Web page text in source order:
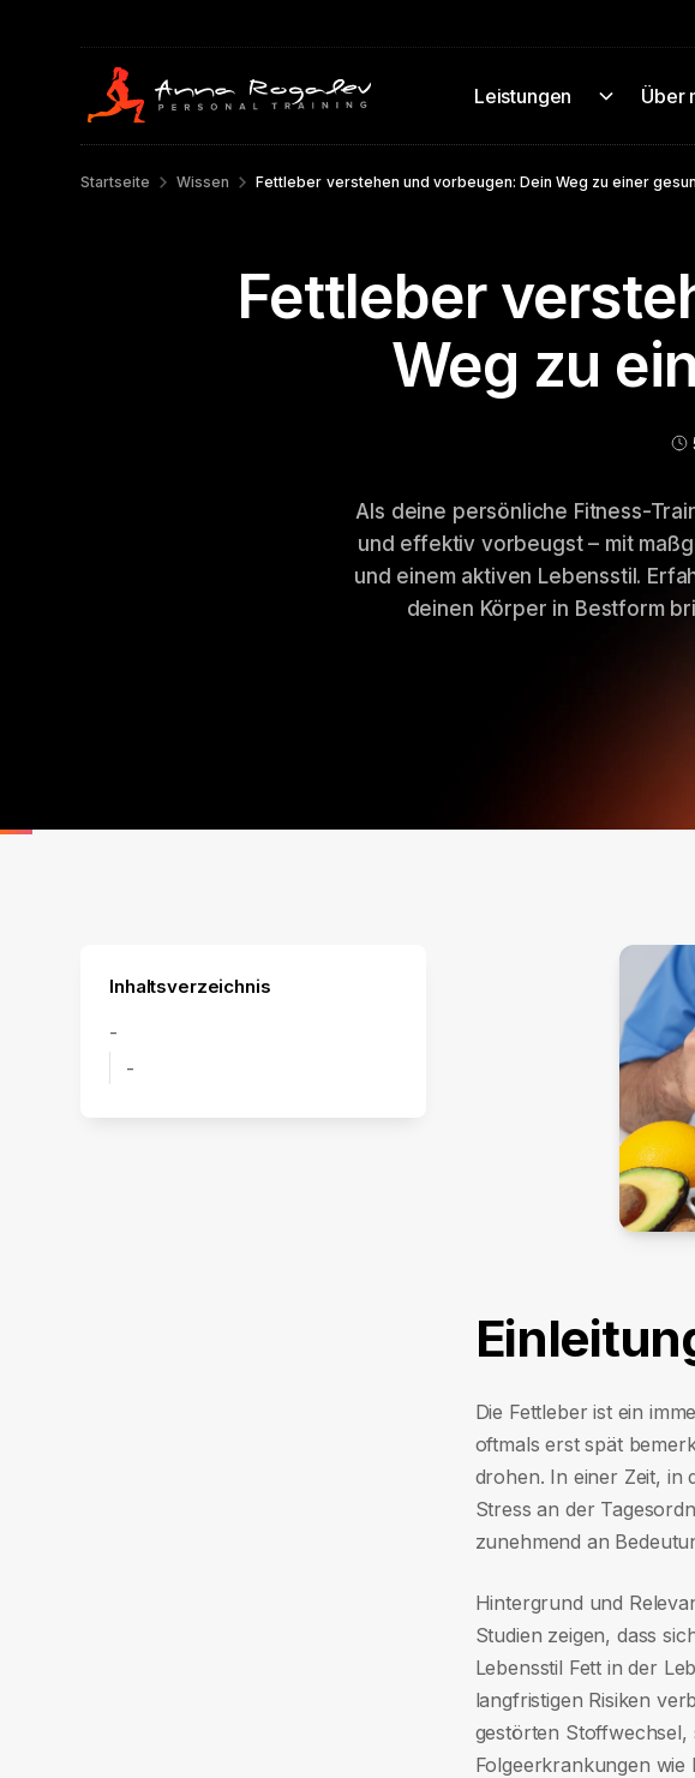
Leistungen Über
Startseite Wissen Fettleber verstehen und vorbeugen: Dein Weg zu einer
Fettleber
Weg zu
Als deine persönliche Fitness-
und effektiv vorbeugst – mit
und einem aktiven Lebensstil.
deinen Körper in Bestform
Inhaltsverzeichnis
-
-
Die Fettleber ist ein
oftmals erst spät
drohen. In einer Zeit, in
Stress an der
zunehmend an
Hintergrund und
Studien zeigen, dass
Lebensstil Fett in der
langfristigen Risiken
gestörten Stoffwechsel,
Folgeerkrankungen